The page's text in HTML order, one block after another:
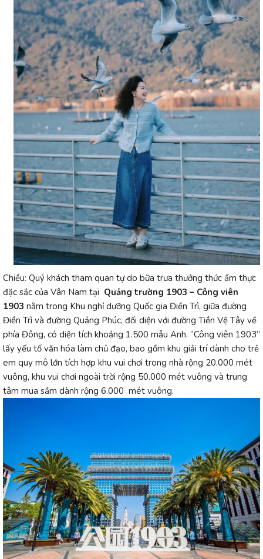
Chiều: Quý khách tham quan tự do bữa trưa thưởng thức ẩm thực
đặc sắc của Vân Nam tại Quảng trường 1903 – Công viên
1903 nằm trong Khu nghỉ dưỡng Quốc gia Điền Trì, giữa đường
Điền Trì và đường Quảng Phúc, đối diện với đường Tiền Vệ Tây về
phía Đông, có diện tích khoảng 1.500 mẫu Anh. “Công viên 1903”
lấy yếu tố văn hóa làm chủ đạo, bao gồm khu giải trí dành cho trẻ
em quy mô lớn tích hợp khu vui chơi trong nhà rộng 20.000 mét
vuông, khu vui chơi ngoài trời rộng 50.000 mét vuông và trung
tâm mua sắm dành rộng 6.000 mét vuông.